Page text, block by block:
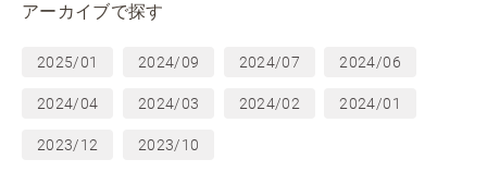
アーカイブで探す
2025/01 2024/09 2024/07 2024/06
2024/04 2024/03 2024/02 2024/01
2023/12 2023/10